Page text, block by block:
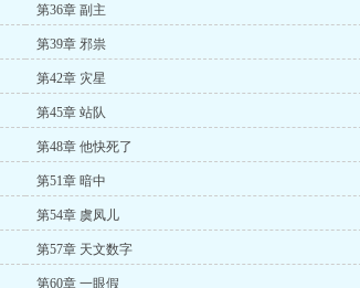
第36章 副主
第39章 邪祟
第42章 灾星
第45章 站队
第48章 他快死了
第51章 暗中
第54章 虞凤儿
第57章 天文数字
第60章 一眼假